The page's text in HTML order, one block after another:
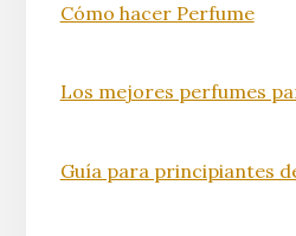
Cómo hacer Perfume
Los mejores perfumes
Guía para principiantes